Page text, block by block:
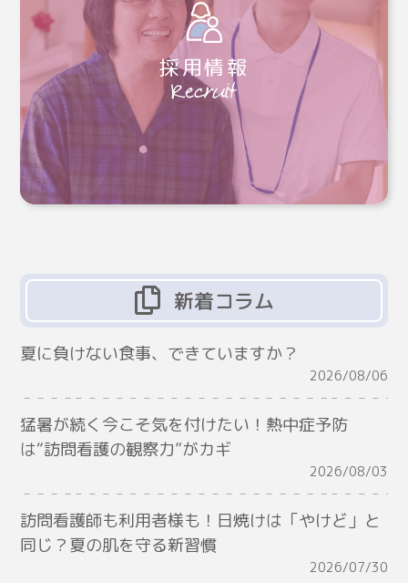
採用情報
新着コラム
夏に負けない食事、できていますか？
2026/08/06
猛暑が続く今こそ気を付けたい！熱中症予防
は“訪問看護の観察力”がカギ
2026/08/03
訪問看護師も利用者様も！日焼けは「やけど」と
同じ？夏の肌を守る新習慣
2026/07/30